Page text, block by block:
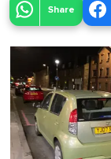
Share